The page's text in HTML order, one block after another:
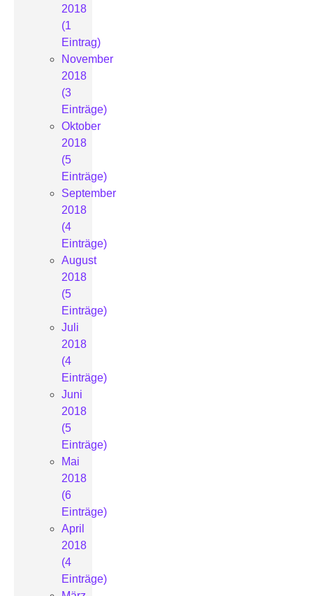
2018
(1
Eintrag)
November
2018
(3
Einträge)
Oktober
2018
(5
Einträge)
September
2018
(4
Einträge)
August
2018
(5
Einträge)
Juli
2018
(4
Einträge)
Juni
2018
(5
Einträge)
Mai
2018
(6
Einträge)
April
2018
(4
Einträge)